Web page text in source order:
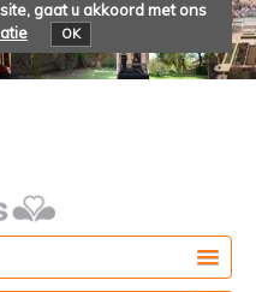
gaat u akkoord met ons
OK